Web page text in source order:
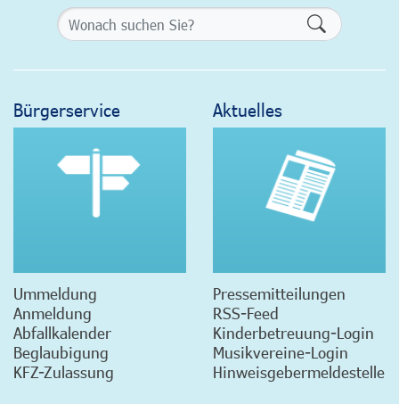
Bürgerservice
Ummeldung
Anmeldung
Abfallkalender
Beglaubigung
KFZ-Zulassung
Aktuelles
Pressemitteilungen
RSS-Feed
Kinderbetreuung-Login
Musikvereine-Login
Hinweisgebermeldestelle